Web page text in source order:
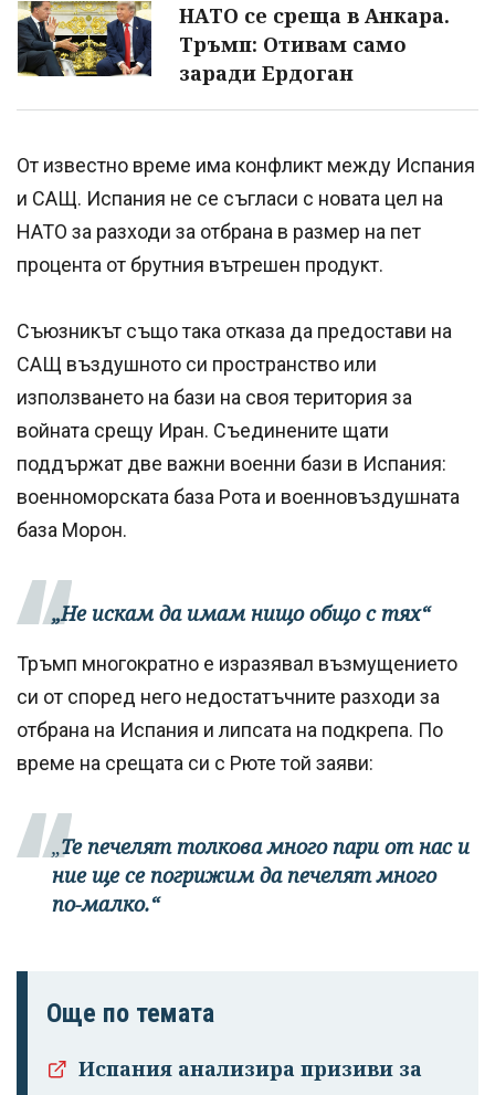
НАТО се среща в Анкара.
Тръмп: Отивам само
заради Ердоган
От известно време има конфликт между Испания
и САЩ. Испания не се съгласи с новата цел на
НАТО за разходи за отбрана в размер на пет
процента от брутния вътрешен продукт.
Съюзникът също така отказа да предостави на
САЩ въздушното си пространство или
използването на бази на своя територия за
войната срещу Иран. Съединените щати
поддържат две важни военни бази в Испания:
военноморската база Рота и военновъздушната
база Морон.
„Не искам да имам нищо общо с тях“
Тръмп многократно е изразявал възмущението
си от според него недостатъчните разходи за
отбрана на Испания и липсата на подкрепа. По
време на срещата си с Рюте той заяви:
„Те печелят толкова много пари от нас и
ние ще се погрижим да печелят много
по-малко.“
Още по темата
Испания анализира призиви за